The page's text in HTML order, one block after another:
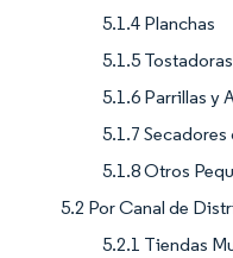
5.1.4 Planchas
5.1.5 Tostadoras
5.1.6 Parrillas y
5.1.7
5.1.8 Otros
5.2 Por Canal de
5.2.1 Tiendas